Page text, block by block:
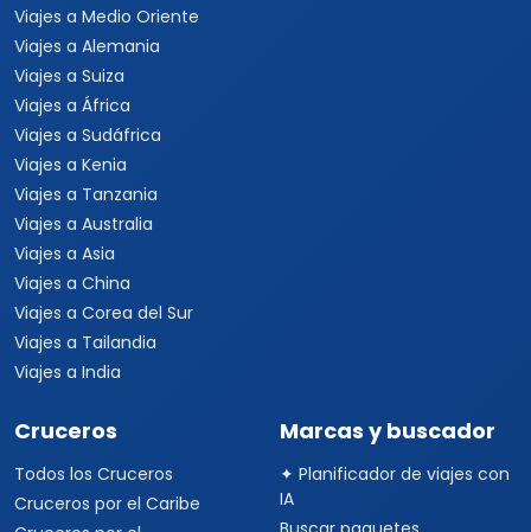
Viajes a Medio Oriente
Viajes a Alemania
Viajes a Suiza
Viajes a África
Viajes a Sudáfrica
Viajes a Kenia
Viajes a Tanzania
Viajes a Australia
Viajes a Asia
Viajes a China
Viajes a Corea del Sur
Viajes a Tailandia
Viajes a India
Cruceros
Todos los Cruceros
Cruceros por el Caribe
Marcas y buscador
✦ Planificador de viajes con
IA